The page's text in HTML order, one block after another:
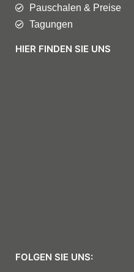
Pauschalen & Preise
Tagungen
HIER FINDEN SIE UNS
FOLGEN SIE UNS: